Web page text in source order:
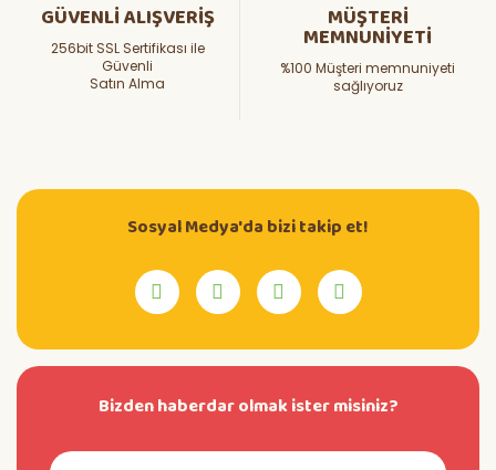
GÜVENLİ ALIŞVERİŞ
256bit SSL Sertifikası ile
Güvenli
Satın Alma
MÜŞTERİ
MEMNUNİYETİ
%100 Müşteri memnuniyeti
sağlıyoruz
Sosyal Medya'da bizi takip et!
Bizden haberdar olmak ister misiniz?